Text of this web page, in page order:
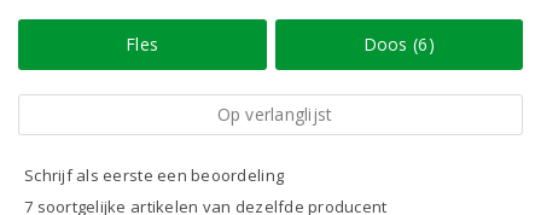
Fles Doos (6)
Op verlanglijst
Schrijf als eerste een beoordeling
7 soortgelijke artikelen van dezelfde producent